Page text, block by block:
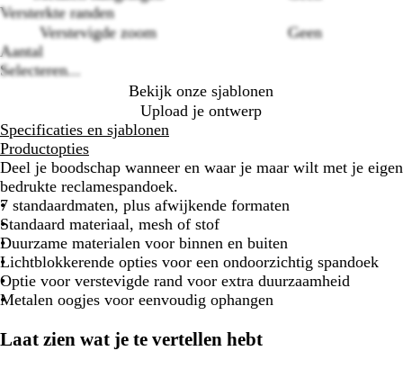
Versterkte randen
Verstevigde zoom
Geen
Aantal
Selecteren...
Bekijk onze sjablonen
Upload je ontwerp
Specificaties en sjablonen
Productopties
Deel je boodschap wanneer en waar je maar wilt met je eigen
bedrukte reclamespandoek.
7 standaardmaten, plus afwijkende formaten
Standaard materiaal, mesh of stof
Duurzame materialen voor binnen en buiten
Lichtblokkerende opties voor een ondoorzichtig spandoek
Optie voor verstevigde rand voor extra duurzaamheid
Metalen oogjes voor eenvoudig ophangen
Laat zien wat je te vertellen hebt